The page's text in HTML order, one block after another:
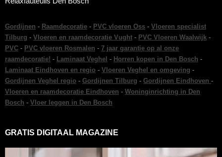
Gordijnen - Raamdecoratie - PVC vloeren Oss - Vloeren specialist
Tilburg - Vloeren en raamdecoratie Vught - PVC Vloeren Waalwijk -
PVC - PVC vloeren Rosmalen - 7 jaar garantie op al onze
raamdecoratie! - Laminaat Veghel - Horren kopen in Den Bosch -
Laminaat Eindhoven en regio - Vloeren Veghel en omgeving -
Gordijnen Veghel regio - Gordijnen Tilburg - Gordijnen Eindhoven -
Vloeren en raamdecoratie Eindhoven - Woninginrichting in Den
Bosch - Vloer leggen in Den Bosch
GRATIS DIGITAAL MAGAZINE